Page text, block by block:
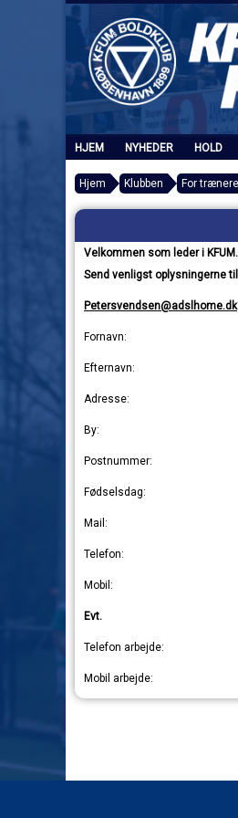
HJEM NYHEDER HOLD
Hjem Klubben For
Velkommen som leder i
Send venligst oplysningerne
Petersvendsen@adslhome.dk
Fornavn:
Efternavn:
Adresse:
By:
Postnummer:
Fødselsdag:
Mail:
Telefon:
Mobil:
Evt.
Telefon arbejde:
Mobil arbejde: